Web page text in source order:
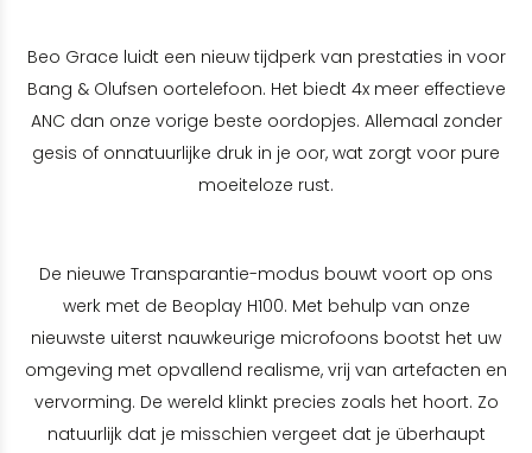
Beo Grace luidt een nieuw tijdperk van prestaties in voor
Bang & Olufsen oortelefoon. Het biedt 4x meer effectieve
ANC dan onze vorige beste oordopjes. Allemaal zonder
gesis of onnatuurlijke druk in je oor, wat zorgt voor pure
moeiteloze rust.
De nieuwe Transparantie-modus bouwt voort op ons
werk met de Beoplay H100. Met behulp van onze
nieuwste uiterst nauwkeurige microfoons bootst het uw
omgeving met opvallend realisme, vrij van artefacten en
vervorming. De wereld klinkt precies zoals het hoort. Zo
natuurlijk dat je misschien vergeet dat je überhaupt